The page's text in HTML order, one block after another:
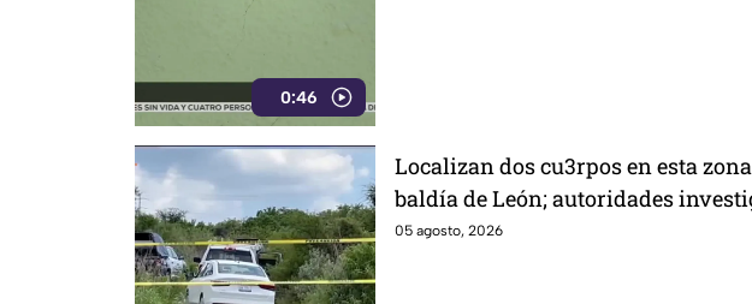
0:46
Localizan dos cu3rpos en esta zona
baldía de León; autoridades
sus identidades
05 agosto, 2026